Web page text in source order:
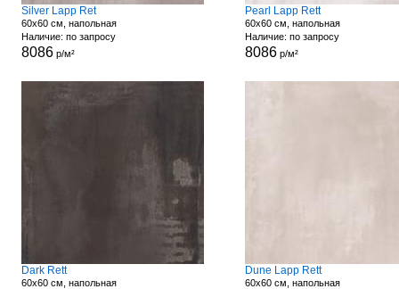
Silver Lapp Ret
60x60 см, напольная
Наличие: по запросу
8086 р/м²
Pearl Lapp Rett
60x60 см, напольная
Наличие: по запросу
8086р/м²
Dark Rett
60x60 см, напольная
Dune Lapp Rett
60x60 см, напольная